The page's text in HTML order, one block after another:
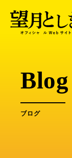
Blog
ブログ